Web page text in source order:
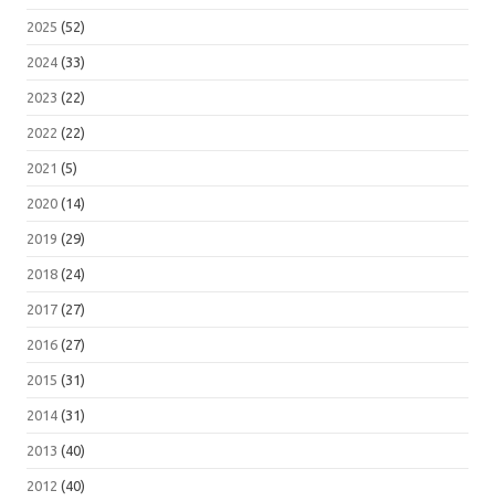
2025 (52)
2024 (33)
2023 (22)
2022 (22)
2021 (5)
2020 (14)
2019 (29)
2018 (24)
2017 (27)
2016 (27)
2015 (31)
2014 (31)
2013 (40)
2012 (40)